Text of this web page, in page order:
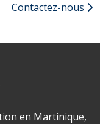
Contactez-nous
en Martinique,